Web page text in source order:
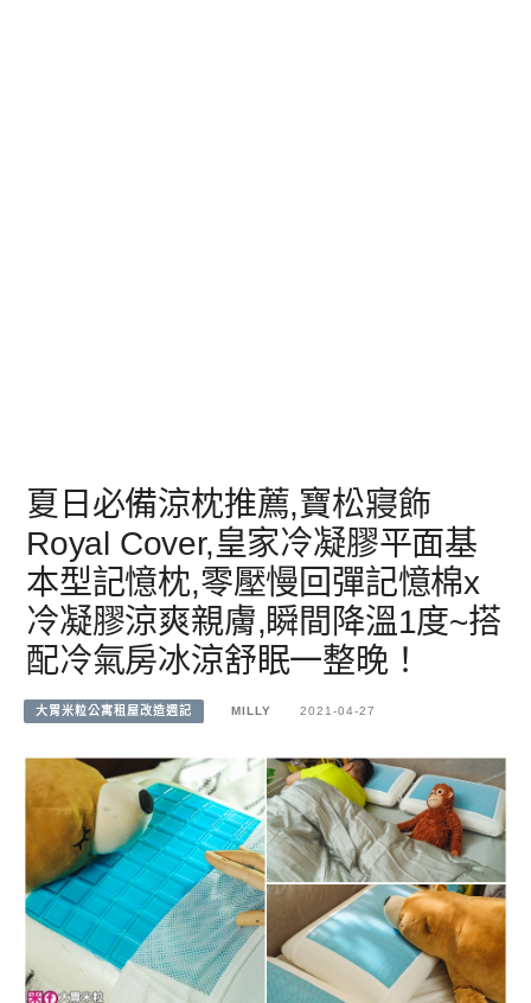
夏日必備涼枕推薦,寶松寢飾
Royal Cover,皇家冷凝膠平面基
本型記憶枕,零壓慢回彈記憶棉x
冷凝膠涼爽親膚,瞬間降溫1度~搭
配冷氣房冰涼舒眠一整晚！
大胃米粒公寓租屋改造週記 MILLY 2021-04-27